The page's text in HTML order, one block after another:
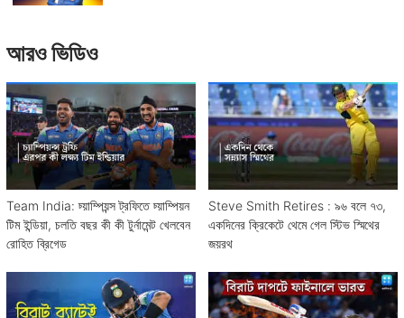
আরও ভিডিও
Team India: চ্য়াম্পিয়ন্স ট্রফিতে চ্য়াম্পিয়ন
টিম ইন্ডিয়া, চলতি বছর কী কী টুর্নামেন্ট খেলবেন
রোহিত ব্রিগেড
Steve Smith Retires : ৯৬ বলে ৭৩,
একদিনের ক্রিকেটে থেমে গেল স্টিভ স্মিথের
জয়রথ